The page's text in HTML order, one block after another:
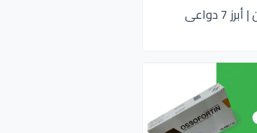
كيروفيت Kerovit فيتامين | أبرز 7 دواعى